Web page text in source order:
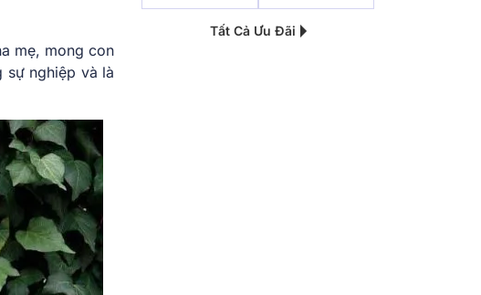
mẹ, mong con
sự nghiệp và là
Tất Cả Ưu Đãi